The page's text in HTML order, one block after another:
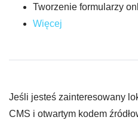
Tworzenie formularzy
Więcej
Jeśli jesteś zainteresowany
CMS i otwartym kodem